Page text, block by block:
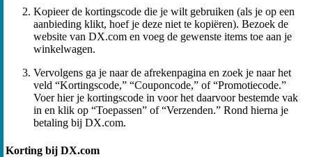
Kopieer de kortingscode die je wilt gebruiken (als je op een
aanbieding klikt, hoef je deze niet te kopiëren). Bezoek de
website van DX.com en voeg de gewenste items toe aan je
winkelwagen.
Vervolgens ga je naar de afrekenpagina en zoek je naar het
veld “Kortingscode,” “Couponcode,” of “Promotiecode.”
Voer hier je kortingscode in voor het daarvoor bestemde vak
in en klik op “Toepassen” of “Verzenden.” Rond hierna je
betaling bij DX.com.
Korting bij DX.com